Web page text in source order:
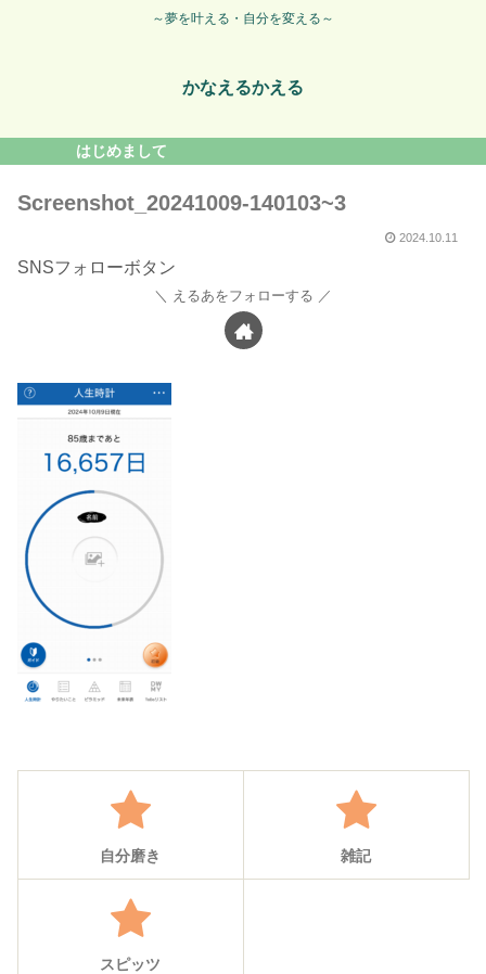
～夢を叶える・自分を変える～
かなえるかえる
はじめまして
Screenshot_20241009-140103~3
2024.10.11
SNSフォローボタン
えるあをフォローする
自分磨き 雑記
スピッツ